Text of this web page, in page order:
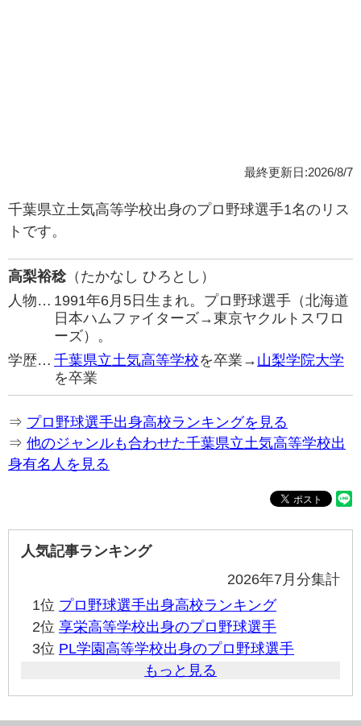
最終更新日:2026/8/7
千葉県立土気高等学校出身のプロ野球選手1名のリス
トです。
高梨裕稔（たかなし ひろとし）
人物… 1991年6月5日生まれ。プロ野球選手（北海道
日本ハムファイターズ→東京ヤクルトスワロ
ーズ）。
学歴… 千葉県立土気高等学校を卒業→ 山梨学院大学
を卒業
⇒ プロ野球選手出身高校ランキングを見る
⇒ 他のジャンルも合わせた千葉県立土気高等学校出
身有名人を見る
人気記事ランキング
2026年7月分集計
1位 プロ野球選手出身高校ランキング
2位 享栄高等学校出身のプロ野球選手
3位 PL学園高等学校出身のプロ野球選手
もっと見る